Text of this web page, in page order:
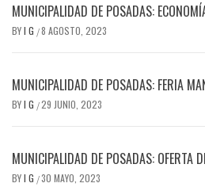
MUNICIPALIDAD DE POSADAS:
BYI G /8 AGOSTO, 2023
MUNICIPALIDAD DE POSADAS: FERIA
BYI G /29 JUNIO, 2023
MUNICIPALIDAD DE POSADAS: OFERTA
BYI G /30 MAYO, 2023